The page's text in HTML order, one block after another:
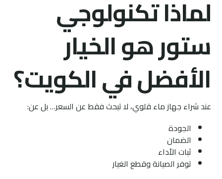
لماذا تكنولوجي
ستور هو الخيار
الأفضل في الكويت؟
عند شراء جهاز ماء قلوي، لا تبحث فقط عن السعر… بل عن:
الجودة
الضمان
ثبات الأداء
توفر الصيانة وقطع الغيار